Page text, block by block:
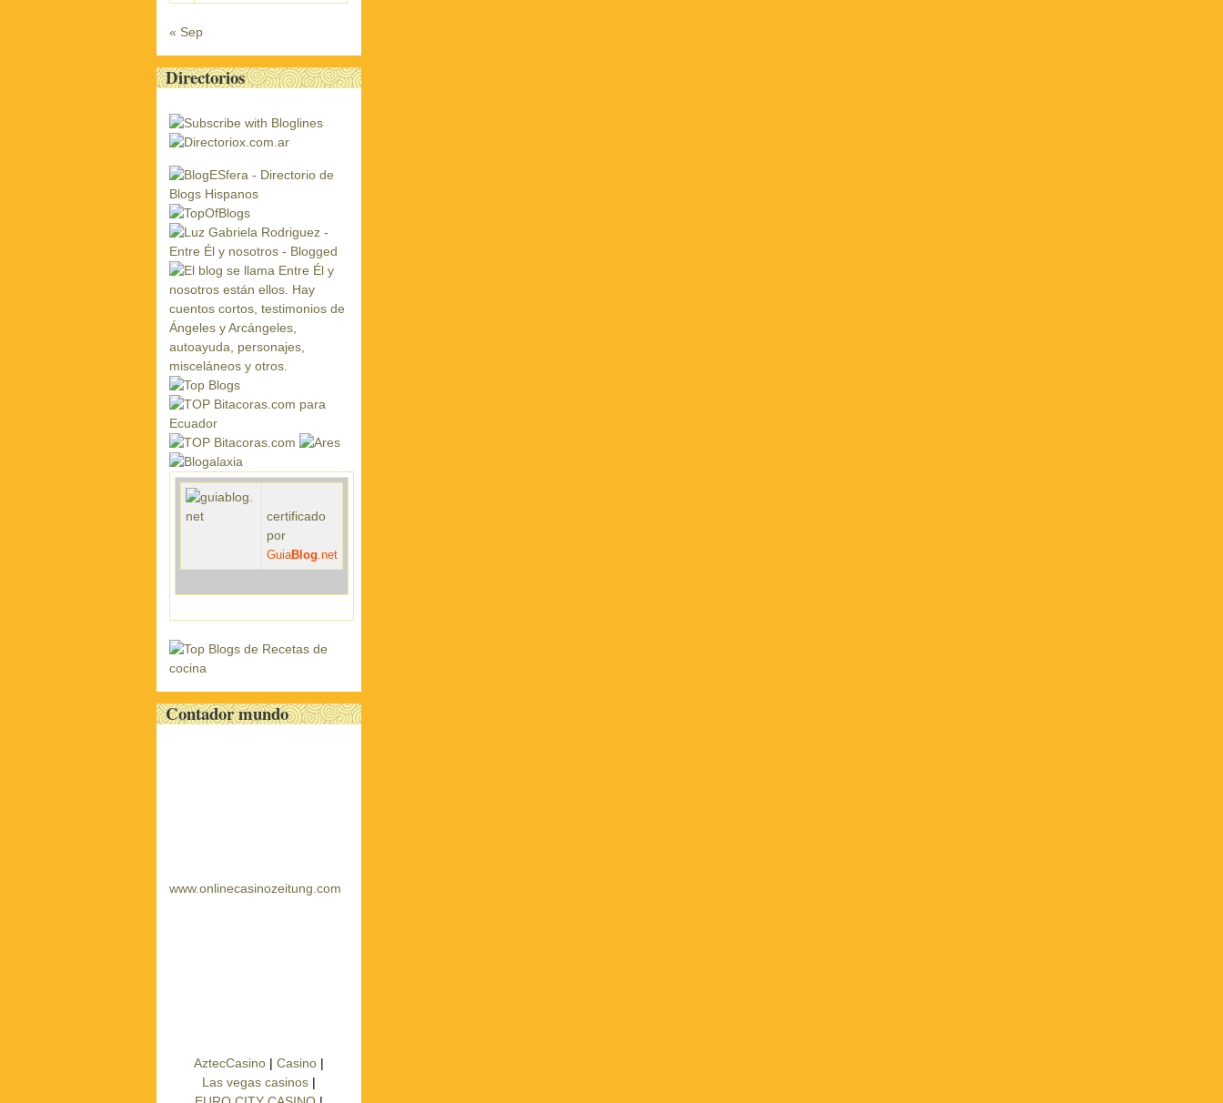
« Sep
Directorios
certificado
por
GuiaBlog .net
Contador mundo
www.onlinecasinozeitung.com
AztecCasino | Casino |
Las vegas casinos |